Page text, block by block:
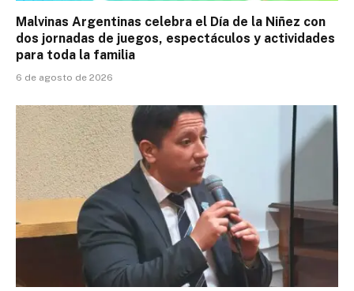
Malvinas Argentinas celebra el Día de la Niñez con
dos jornadas de juegos, espectáculos y actividades
para toda la familia
6 de agosto de 2026